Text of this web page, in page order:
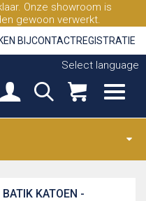
Onze showroom is
gewoon verwerkt.
BIJCONTACTREGISTRATIE
Select language
KATOEN -